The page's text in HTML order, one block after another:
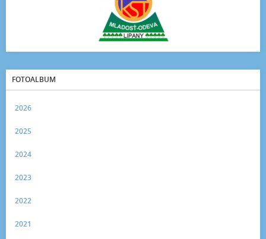
FOTOALBUM
2026
2025
2024
2023
2022
2021